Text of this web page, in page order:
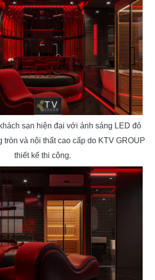
sạn hiện đại với ánh sáng LED đỏ
và nội thất cao cấp do KTV GROUP
thiết kế thi công.